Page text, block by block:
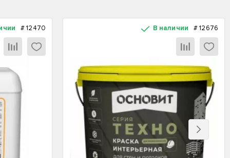
#12470 В наличии #12676
Вперед